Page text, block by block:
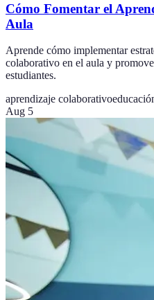
Cómo Fomentar el
Aula
Aprende cómo implementar
colaborativo en el aula y
estudiantes.
aprendizaje colaborativo
Aug 5